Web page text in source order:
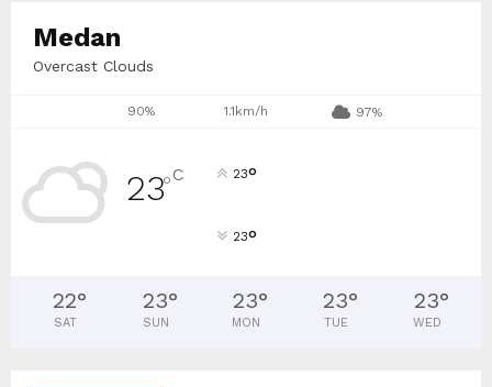
Medan
Overcast Clouds
90% 1.1km/h 97%
23°C 23°
23°
22°
SAT
23°
SUN
23°
MON
23°
TUE
23°
WED